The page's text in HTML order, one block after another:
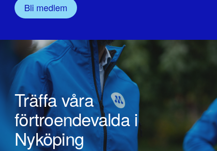
Bli medlem
Träffa våra
förtroendevalda i
Nyköping